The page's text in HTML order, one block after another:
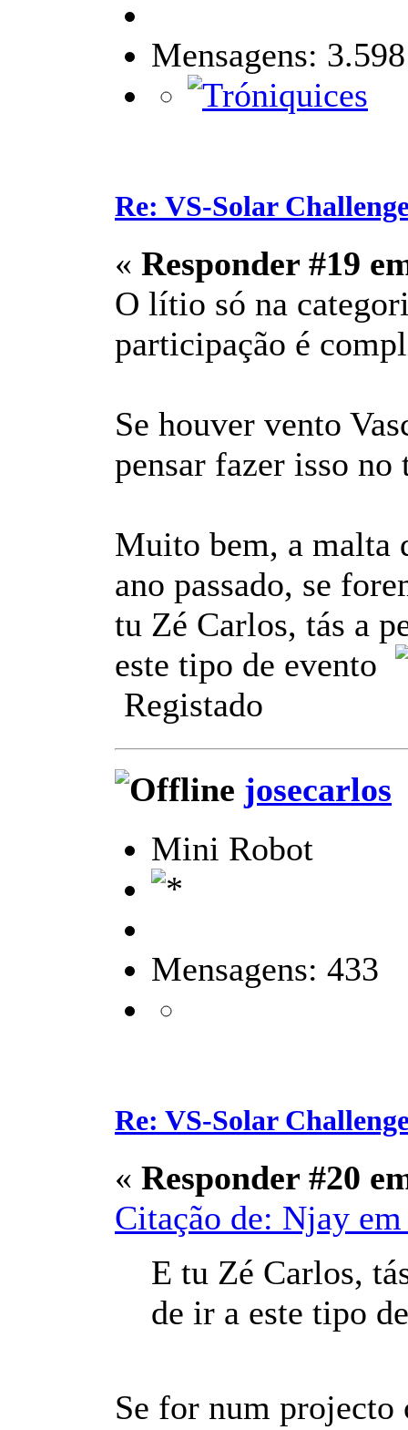
Mensagens: 3.598
Re: VS-Solar
« Responder #19
O lítio só na
participação é
Se houver vento
pensar fazer isso
Muito bem, a malta
ano passado, se
tu Zé Carlos, tás a
este tipo de evento
Registado
josecarlos
Mini Robot
Mensagens: 433
Re: VS-Solar
« Responder #20
Citação de: Njay
E tu Zé Carlos,
de ir a este tipo
Se for num